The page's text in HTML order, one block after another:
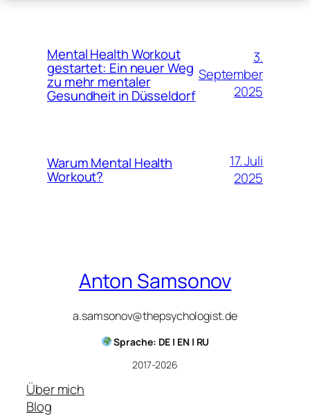
Mental Health Workout
gestartet: Ein neuer Weg
zu mehr mentaler
Gesundheit in Düsseldorf
3.
September
2025
Warum Mental Health
Workout?
17. Juli
2025
Anton Samsonov
a.samsonov@thepsychologist.de
Sprache: DE | EN | RU
2017-2026
Über mich
Blog